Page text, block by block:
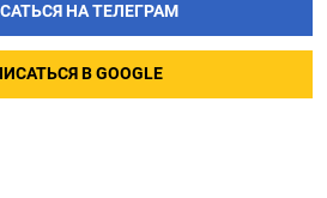
НА ТЕЛЕГРАМ
В GOOGLE